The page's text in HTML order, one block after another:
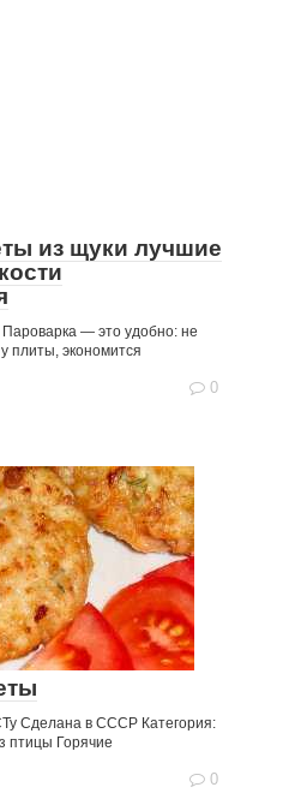
из щуки лучшие
Пароварка — это удобно: не
плиты, экономится
0
Сделана в СССР Категория:
птицы Горячие
0